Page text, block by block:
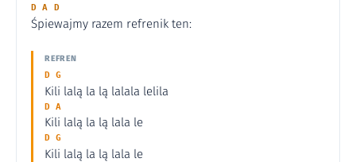
D A D
Śpiewajmy razem refrenik ten:
REFREN
D G
Kili lalą la lą lalala lelila
D A
Kili lalą la lą lala le
D G
Kili lalą la lą lala le